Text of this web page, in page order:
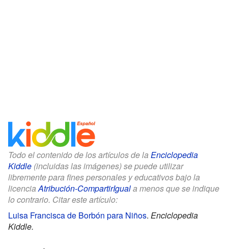
Todo el contenido de los artículos de la Enciclopedia
Kiddle (incluidas las imágenes) se puede utilizar
libremente para fines personales y educativos bajo la
licenciaAtribución-CompartirIguala menos que se indique
lo contrario. Citar este artículo:
Luisa Francisca de Borbón para Niños. Enciclopedia
Kiddle.